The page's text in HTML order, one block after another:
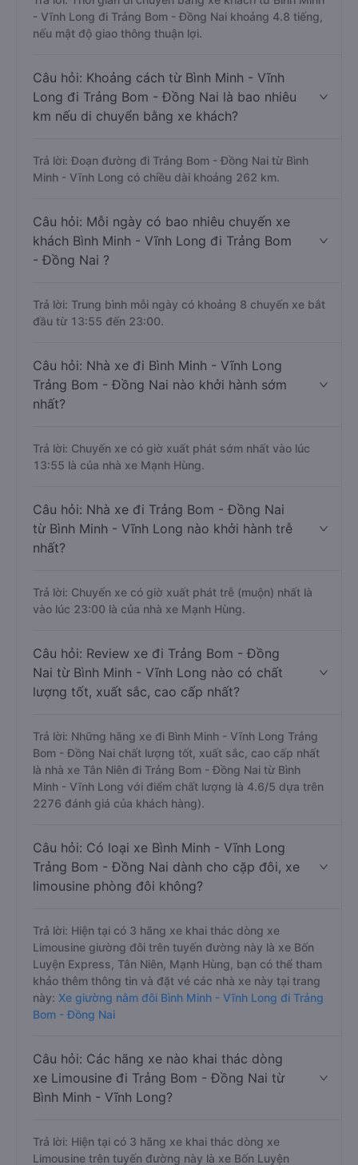
- Vĩnh Long đi Trảng Bom - Đồng Nai khoảng 4.8 tiếng,
nếu mật độ giao thông thuận lợi.
Câu hỏi: Khoảng cách từ Bình Minh - Vĩnh
Long đi Trảng Bom - Đồng Nai là bao nhiêu
km nếu di chuyển bằng xe khách?
Trả lời: Đoạn đường đi Trảng Bom - Đồng Nai từ Bình
Minh - Vĩnh Long có chiều dài khoảng 262 km.
Câu hỏi: Mỗi ngày có bao nhiêu chuyến xe
khách Bình Minh - Vĩnh Long đi Trảng Bom
- Đồng Nai ?
Trả lời: Trung bình mỗi ngày có khoảng 8 chuyến xe bắt
đầu từ 13:55 đến 23:00.
Câu hỏi: Nhà xe đi Bình Minh - Vĩnh Long
Trảng Bom - Đồng Nai nào khởi hành sớm
nhất?
Trả lời: Chuyến xe có giờ xuất phát sớm nhất vào lúc
13:55 là của nhà xe Mạnh Hùng.
Câu hỏi: Nhà xe đi Trảng Bom - Đồng Nai
từ Bình Minh - Vĩnh Long nào khởi hành trễ
nhất?
Trả lời: Chuyến xe có giờ xuất phát trễ (muộn) nhất là
vào lúc 23:00 là của nhà xe Mạnh Hùng.
Câu hỏi: Review xe đi Trảng Bom - Đồng
Nai từ Bình Minh - Vĩnh Long nào có chất
lượng tốt, xuất sắc, cao cấp nhất?
Trả lời: Những hãng xe đi Bình Minh - Vĩnh Long Trảng
Bom - Đồng Nai chất lượng tốt, xuất sắc, cao cấp nhất
là nhà xe Tân Niên đi Trảng Bom - Đồng Nai từ Bình
Minh - Vĩnh Long với điểm chất lượng là 4.6/5 dựa trên
2276 đánh giá của khách hàng).
Câu hỏi: Có loại xe Bình Minh - Vĩnh Long
Trảng Bom - Đồng Nai dành cho cặp đôi, xe
limousine phòng đôi không?
Trả lời: Hiện tại có 3 hãng xe khai thác dòng xe
Limousine giường đôi trên tuyến đường này là xe Bốn
Luyện Express, Tân Niên, Mạnh Hùng, bạn có thể tham
khảo thêm thông tin và đặt vé các nhà xe này tại trang
này: Xe giường nằm đôi Bình Minh - Vĩnh Long đi Trảng
Bom - Đồng Nai
Câu hỏi: Các hãng xe nào khai thác dòng
xe Limousine đi Trảng Bom - Đồng Nai từ
Bình Minh - Vĩnh Long?
Trả lời: Hiện tại có 3 hãng xe khai thác dòng xe
Limousine trên tuyến đường này là xe Bốn Luyện